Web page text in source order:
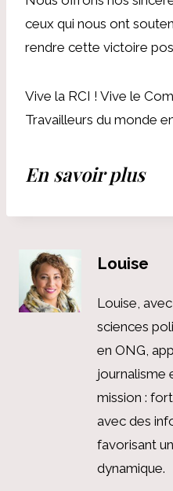
ceux qui nous ont
rendre cette victoire
Vive la RCI ! Vive le
Travailleurs du monde
En savoir plus
Louise
Louise,
sciences
en ONG,
journalisme
mission :
avec des
favorisant
dynamique.